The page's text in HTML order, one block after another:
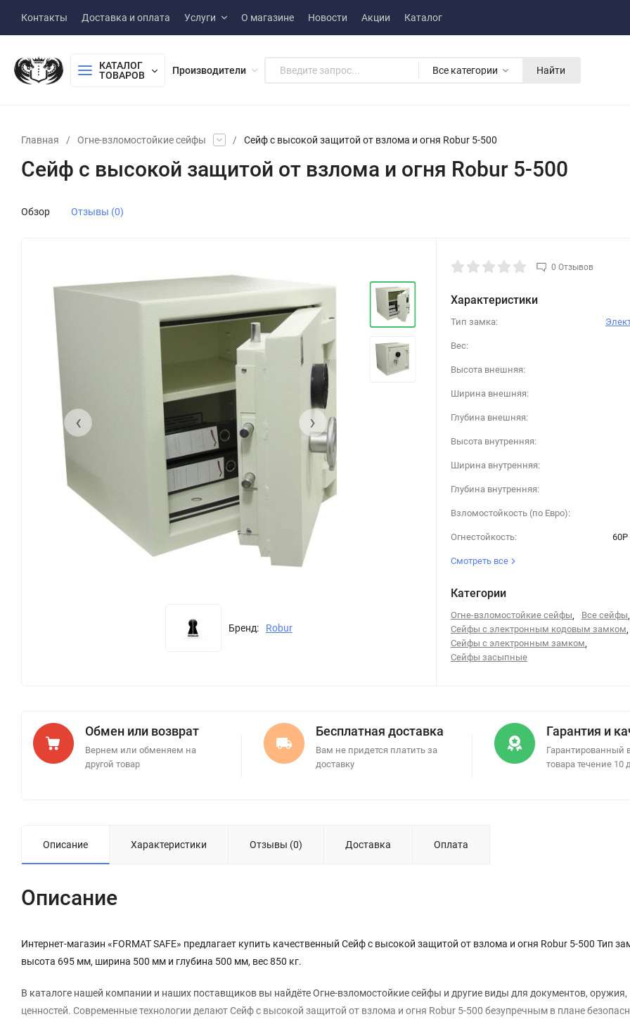
Контакты Доставка и оплата Услуги О магазине Новости Акции Каталог
КАТАЛОГ
ТОВАРОВ
Производители Все категории Найти
Главная / Огне-взломостойкие сейфы / Сейф с высокой защитой от взлома и огня Robur 5-500
Сейф с высокой защитой от взлома и огня Robur 5-500
Обзор Отзывы (0)
‹ ›
Бренд: Robur
0 Отзывов
Характеристики
Тип замка:
Вес:
Высота внешняя:
Ширина внешняя:
Глубина внешняя:
Высота внутренняя:
Ширина внутренняя:
Глубина внутренняя:
Взломостойкость (по Евро):
Огнестойкость:
Смотреть все
Категории
Огне-взломостойкие сейфы, Все сейфы,
Сейфы с электронным кодовым замком,
Сейфы с электронным замком,
Сейфы засыпные
Обмен или возврат
Вернем или обменяем на
другой товар
Бесплатная доставка
Вам не придется платить за
доставку
Гарантия и
Гарантированный
товара течение 10
Описание Характеристики Отзывы (0) Доставка Оплата
Описание
Интернет-магазин «FORMAT SAFE» предлагает купить качественный Сейф с высокой защитой от взлома и огня Robur 5-500 Тип
высота 695 мм, ширина 500 мм и глубина 500 мм, вес 850 кг.
В каталоге нашей компании и наших поставщиков вы найдёте Огне-взломостойкие сейфы и другие виды для документов, оружия,
ценностей. Современные технологии делают Сейф с высокой защитой от взлома и огня Robur 5-500 безупречным в плане